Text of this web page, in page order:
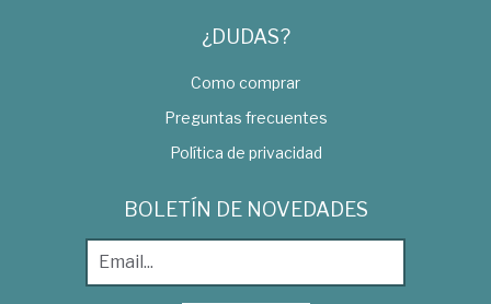
¿DUDAS?
Como comprar
Preguntas frecuentes
Política de privacidad
BOLETÍN DE NOVEDADES